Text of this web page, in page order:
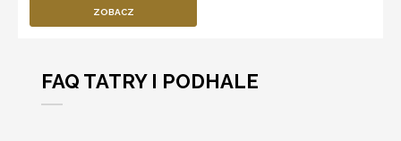
ZOBACZ
FAQ TATRY I PODHALE